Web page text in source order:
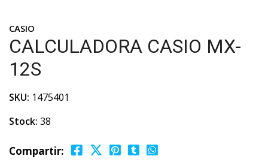
CASIO
CALCULADORA CASIO MX-
12S
SKU: 1475401
Stock: 38
Compartir: